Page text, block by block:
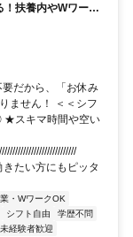
扶養内やWワーク
だから、「お休み
ません！ ＜＜シフ
★スキマ時間や空い
たい方にもピッタ
・WワークOK
シフト自由
学歴不問
未経験者歓迎